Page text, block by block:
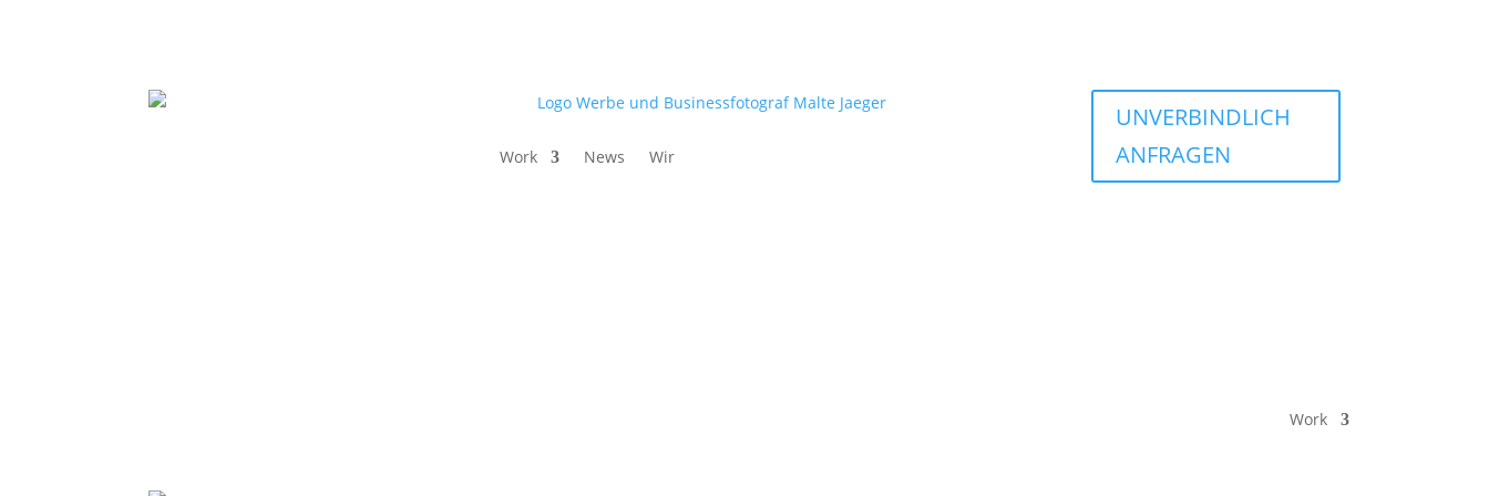
Work News Wir
UNVERBINDLICH
ANFRAGEN
Work